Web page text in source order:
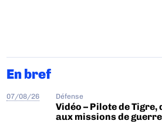
En bref
07/08/26 Défense
Vidéo – Pilote de Tigre,
aux missions de guerre